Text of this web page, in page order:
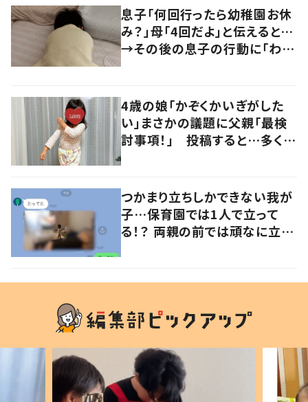
息子「何回行ったら幼稚園お休
み？」母「4回だよ」と伝えると…
→その後の息子の行動に「わか
4歳の娘「かぞくかいぎがした
い」まさかの議題に父親「最検
討事項！」 投稿すると…多くの
つかまり立ちしかできない我が
子…保育園では1人で立って
る！？ 両親の前では頑なに立た